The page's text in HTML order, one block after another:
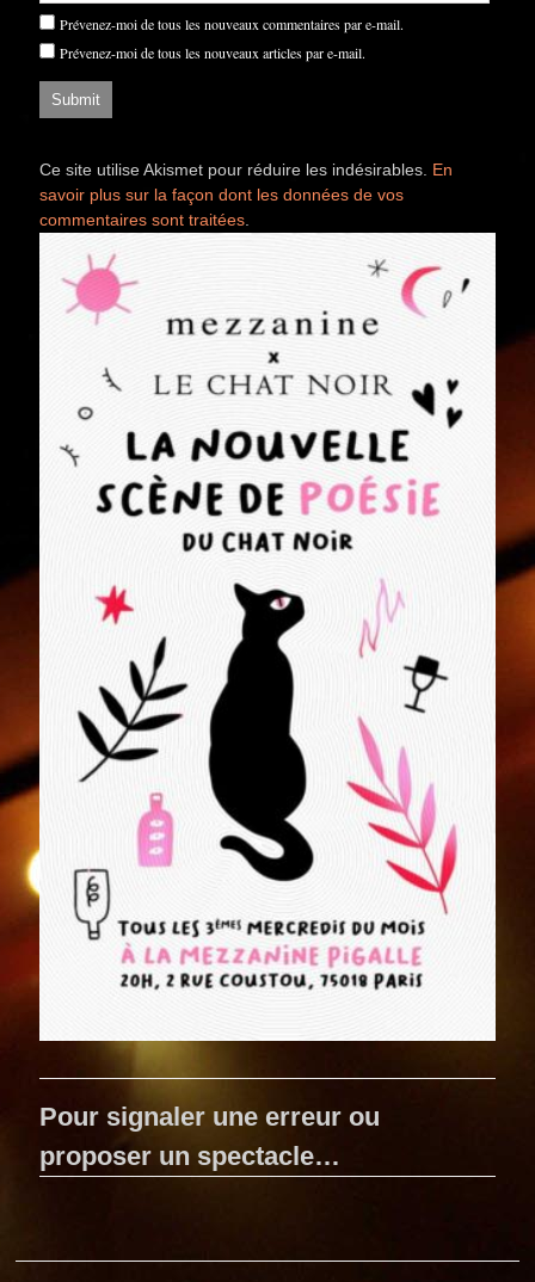
Prévenez-moi de tous les nouveaux commentaires par e-mail.
Prévenez-moi de tous les nouveaux articles par e-mail.
Ce site utilise Akismet pour réduire les indésirables. En
savoir plus sur la façon dont les données de vos
commentaires sont traitées
Pour signaler une erreur ou
proposer un spectacle…